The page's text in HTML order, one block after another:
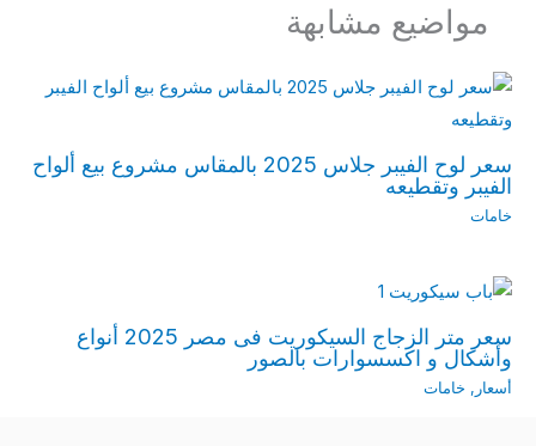
مواضيع مشابهة
سعر لوح الفيبر جلاس 2025 بالمقاس مشروع بيع ألواح
الفيبر وتقطيعه
خامات
سعر متر الزجاج السيكوريت فى مصر 2025 أنواع
وأشكال و اكسسوارات بالصور
أسعار , خامات